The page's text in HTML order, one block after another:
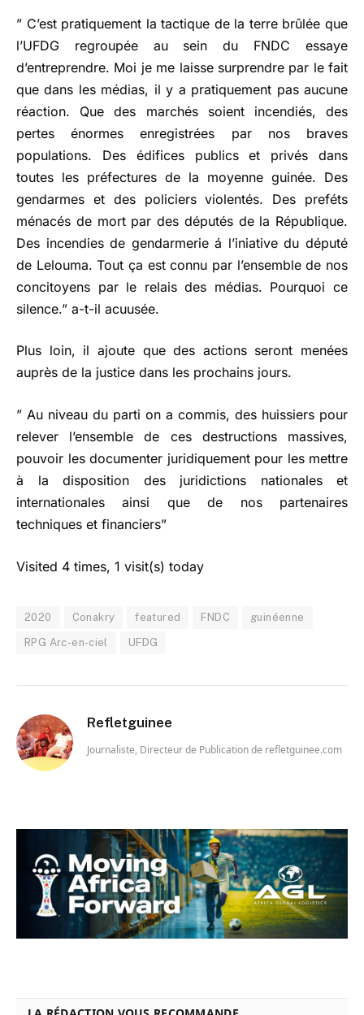
” C’est pratiquement la tactique de la terre brûlée que
l’UFDG regroupée au sein du FNDC essaye
d’entreprendre. Moi je me laisse surprendre par le fait
que dans les médias, il y a pratiquement pas aucune
réaction. Que des marchés soient incendiés, des
pertes énormes enregistrées par nos braves
populations. Des édifices publics et privés dans
toutes les préfectures de la moyenne guinée. Des
gendarmes et des policiers violentés. Des preféts
ménacés de mort par des députés de la République.
Des incendies de gendarmerie á l’iniative du député
de Lelouma. Tout ça est connu par l’ensemble de nos
concitoyens par le relais des médias. Pourquoi ce
silence.” a-t-il acuusée.
Plus loin, il ajoute que des actions seront menées
auprès de la justice dans les prochains jours.
” Au niveau du parti on a commis, des huissiers pour
relever l’ensemble de ces destructions massives,
pouvoir les documenter juridiquement pour les mettre
à la disposition des juridictions nationales et
internationales ainsi que de nos partenaires
techniques et financiers”
Visited 4 times, 1 visit(s) today
2020 Conakry featured FNDC guinéenne
RPG Arc-en-ciel UFDG
Refletguinee
Journaliste, Directeur de Publication de refletguinee.com